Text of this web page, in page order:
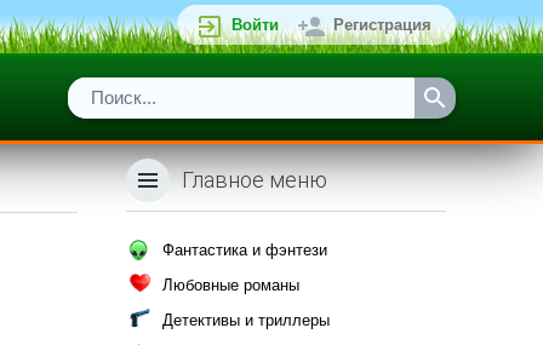
Войти Регистрация
Главное меню
Фантастика и фэнтези
Любовные романы
Детективы и триллеры